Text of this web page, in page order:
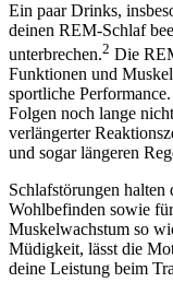
Ein paar Drinks,
deinen REM-Schlaf
unterbrechen.2 Die
Funktionen und
sportliche
Folgen noch lange
verlängerter
und sogar längeren
Schlafstörungen
Wohlbefinden sowie
Muskelwachstum so
Müdigkeit, lässt die
deine Leistung beim